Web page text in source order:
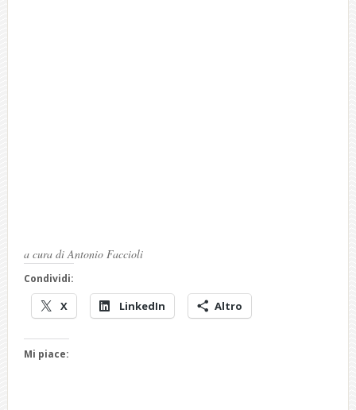
a cura di Antonio Faccioli
Condividi:
X LinkedIn Altro
Mi piace: